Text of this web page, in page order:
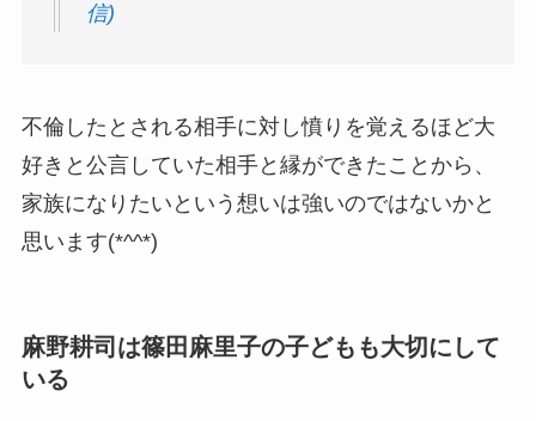
信)
不倫したとされる相手に対し憤りを覚えるほど大
好きと公言していた相手と縁ができたことから、
家族になりたいという想いは強いのではないかと
思います(*^^*)
麻野耕司は篠田麻里子の子どもも大切にして
いる